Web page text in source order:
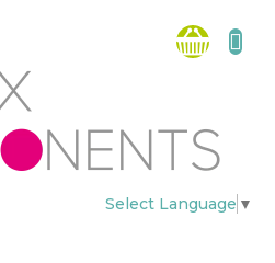
Select Language ▼
košík